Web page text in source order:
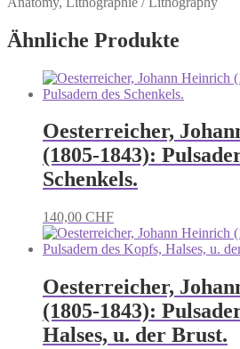
Ähnliche Produkte
Oesterreicher,
(1805-1843):
Schenkels.
140,00 CHF
Oesterreicher,
(1805-1843):
Halses, u. der Brust.